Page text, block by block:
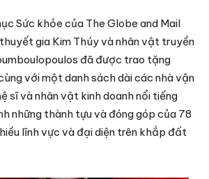
Sức khỏe của The Globe and Mail
gia Kim Thúy và nhân vật truyền
đã được trao tặng
với một danh sách dài các nhà vận
sĩ và nhân vật kinh doanh nổi tiếng
những thành tựu và đóng góp của 78
lĩnh vực và đại diện trên khắp đất